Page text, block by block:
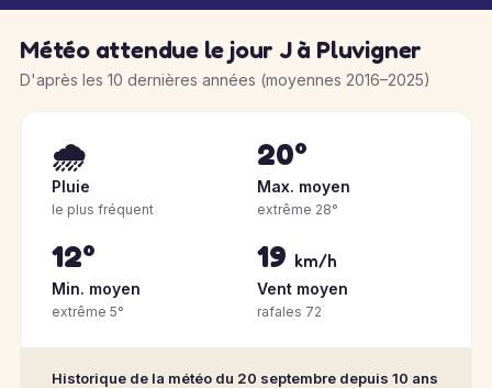
Météo attendue le jour J à Pluvigner
D'après les 10 dernières années (moyennes 2016–2025)
🌧️
Pluie
le plus fréquent
20°
Max. moyen
extrême 28°
12°
Min. moyen
extrême 5°
19 km/h
Vent moyen
rafales 72
Historique de la météo du 20 septembre depuis 10 ans